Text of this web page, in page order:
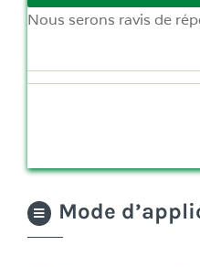
Nous serons ravis de
Mode